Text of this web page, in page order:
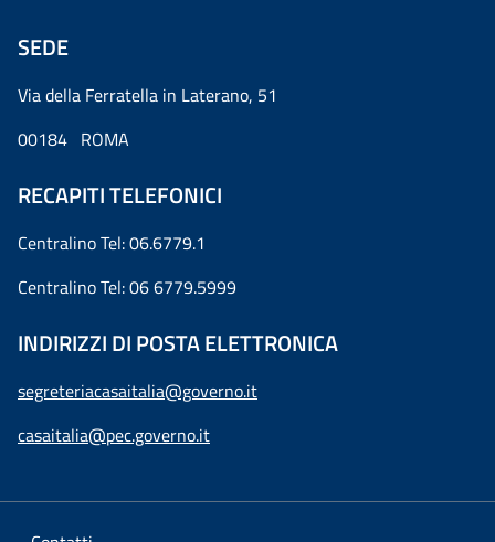
SEDE
Via della Ferratella in Laterano, 51
00184 ROMA
RECAPITI TELEFONICI
Centralino Tel: 06.6779.1
Centralino Tel: 06 6779.5999
INDIRIZZI DI POSTA ELETTRONICA
segreteriacasaitalia@governo.it
casaitalia@pec.governo.it